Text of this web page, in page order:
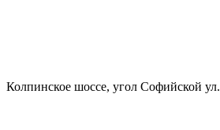
Колпинское шоссе, угол Софийской ул.